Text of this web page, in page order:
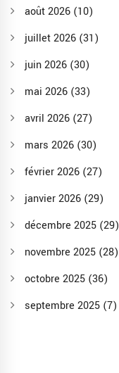
août 2026 (10)
juillet 2026 (31)
juin 2026 (30)
mai 2026 (33)
avril 2026 (27)
mars 2026 (30)
février 2026 (27)
janvier 2026 (29)
décembre 2025 (29)
novembre 2025 (28)
octobre 2025 (36)
septembre 2025 (7)